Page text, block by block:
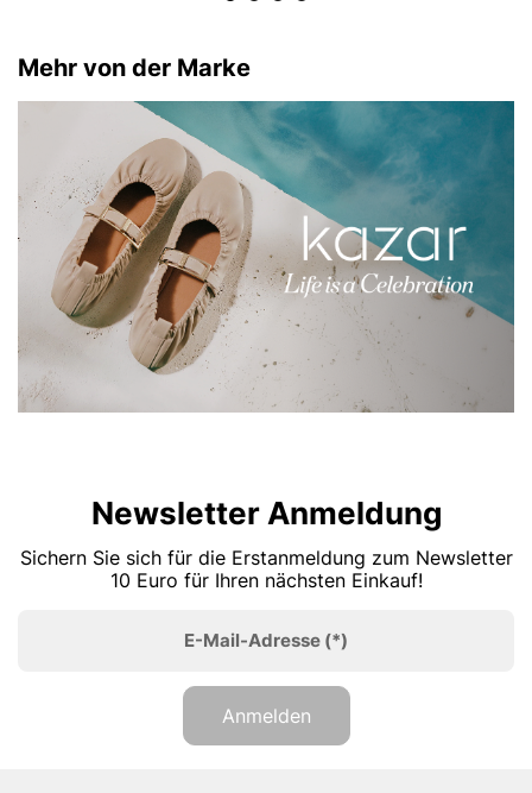
Mehr von der Marke
Newsletter Anmeldung
Sichern Sie sich für die Erstanmeldung zum Newsletter
10 Euro für Ihren nächsten Einkauf!
E-Mail-Adresse (*)
Anmelden